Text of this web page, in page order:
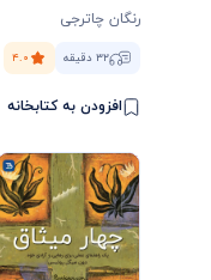
رنگان چاترجی
۳۲ دقیقه ۴.۰
افزودن به کتابخانه